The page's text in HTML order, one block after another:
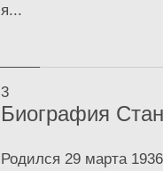
я...
3
Биография
Родился 29 марта